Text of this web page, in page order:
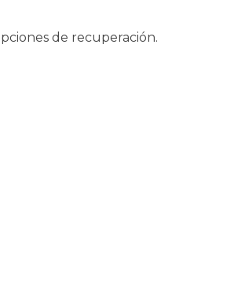
de recuperación.